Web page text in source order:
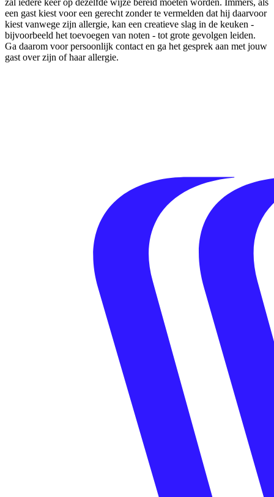
een gast kiest voor een gerecht zonder te vermelden dat hij daarvoor
kiest vanwege zijn allergie, kan een creatieve slag in de keuken -
bijvoorbeeld het toevoegen van noten - tot grote gevolgen leiden.
Ga daarom voor persoonlijk contact en ga het gesprek aan met jouw
gast over zijn of haar allergie.